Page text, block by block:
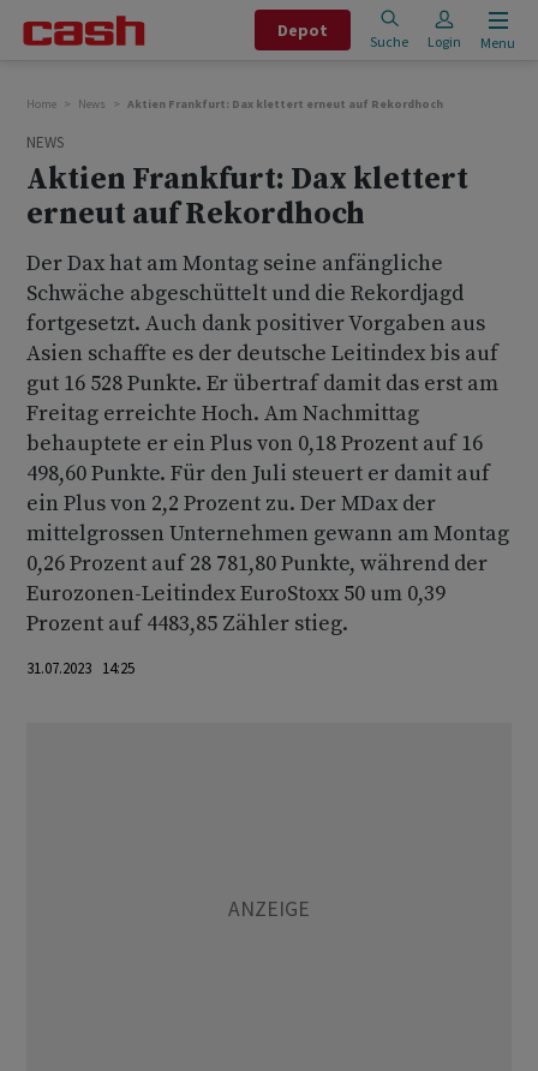
Depot
Suche Login Menu
Home News Aktien Frankfurt: Dax klettert erneut auf Rekordhoch
NEWS
Aktien Frankfurt: Dax klettert
erneut auf Rekordhoch
Der Dax hat am Montag seine anfängliche
Schwäche abgeschüttelt und die Rekordjagd
fortgesetzt. Auch dank positiver Vorgaben aus
Asien schaffte es der deutsche Leitindex bis auf
gut 16 528 Punkte. Er übertraf damit das erst am
Freitag erreichte Hoch. Am Nachmittag
behauptete er ein Plus von 0,18 Prozent auf 16
498,60 Punkte. Für den Juli steuert er damit auf
ein Plus von 2,2 Prozent zu. Der MDax der
mittelgrossen Unternehmen gewann am Montag
0,26 Prozent auf 28 781,80 Punkte, während der
Eurozonen-Leitindex EuroStoxx 50 um 0,39
Prozent auf 4483,85 Zähler stieg.
31.07.2023 14:25